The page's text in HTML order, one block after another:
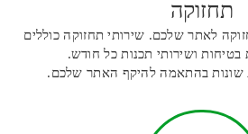
תחזוקה
לאתר שלכם. שירותי תחזוקה כוללים
בטיחות ושירותי תכנות כל חודש.
שונות בהתאמה להיקף האתר שלכם.